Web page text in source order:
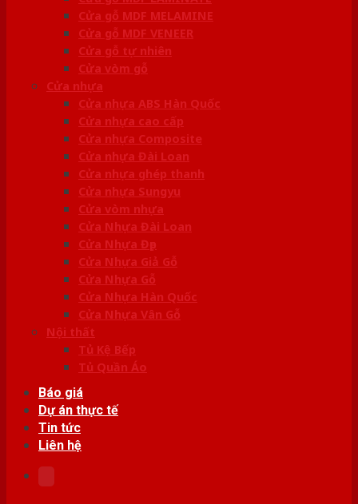
Cửa gỗ MDF MELAMINE
Cửa gỗ MDF VENEER
Cửa gỗ tự nhiên
Cửa vòm gỗ
Cửa nhựa
Cửa nhựa ABS Hàn Quốc
Cửa nhựa cao cấp
Cửa nhựa Composite
Cửa nhựa Đài Loan
Cửa nhựa ghép thanh
Cửa nhựa Sungyu
Cửa vòm nhựa
Cửa Nhựa Đài Loan
Cửa Nhựa Đẹp
Cửa Nhựa Giả Gỗ
Cửa Nhựa Gỗ
Cửa Nhựa Hàn Quốc
Cửa Nhựa Vân Gỗ
Nội thất
Tủ Kệ Bếp
Tủ Quần Áo
Báo giá
Dự án thực tế
Tin tức
Liên hệ